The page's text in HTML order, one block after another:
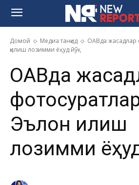
Домой Медиа танқид
ОАВда жасадлар
қилиш лозимми ёҳуд йўқ
ОАВда
Эълон қилиш
лозимми ёҳуд